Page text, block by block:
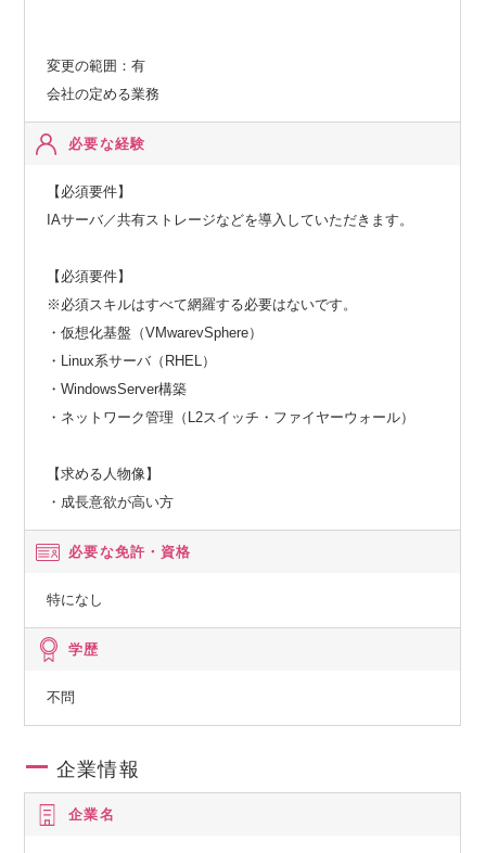
変更の範囲：有
会社の定める業務
必要な経験
【必須要件】
IAサーバ／共有ストレージなどを導入していただきます。
【必須要件】
※必須スキルはすべて網羅する必要はないです。
・仮想化基盤（VMwarevSphere）
・Linux系サーバ（RHEL）
・WindowsServer構築
・ネットワーク管理（L2スイッチ・ファイヤーウォール）
【求める人物像】
・成長意欲が高い方
必要な免許・資格
特になし
学歴
不問
企業情報
企業名